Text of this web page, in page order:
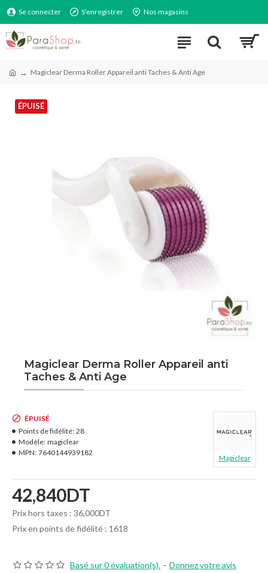
Se connecter S'enregistrer Nos magasins
Magiclear Derma Roller Appareil anti Taches & Anti Age
ÉPUISÉ
Magiclear Derma Roller Appareil anti
Taches & Anti Age
Basé sur 0 évaluation(s). - Donnez votre avis
42,840DT
Prix hors taxes : 36,000DT
Prix en points de fidélité : 1618
ÉPUISÉ
Points de fidélité: 28
Modèle: magiclear
MPN: 7640144939182
Magiclear